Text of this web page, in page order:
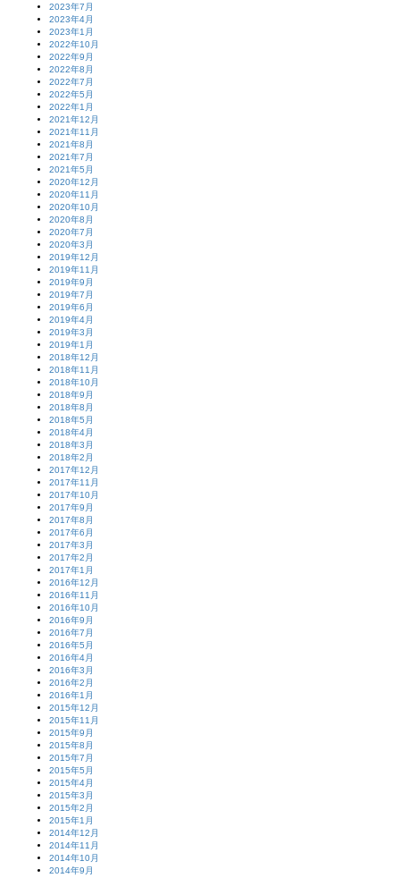
2023年7月
2023年4月
2023年1月
2022年10月
2022年9月
2022年8月
2022年7月
2022年5月
2022年1月
2021年12月
2021年11月
2021年8月
2021年7月
2021年5月
2020年12月
2020年11月
2020年10月
2020年8月
2020年7月
2020年3月
2019年12月
2019年11月
2019年9月
2019年7月
2019年6月
2019年4月
2019年3月
2019年1月
2018年12月
2018年11月
2018年10月
2018年9月
2018年8月
2018年5月
2018年4月
2018年3月
2018年2月
2017年12月
2017年11月
2017年10月
2017年9月
2017年8月
2017年6月
2017年3月
2017年2月
2017年1月
2016年12月
2016年11月
2016年10月
2016年9月
2016年7月
2016年5月
2016年4月
2016年3月
2016年2月
2016年1月
2015年12月
2015年11月
2015年9月
2015年8月
2015年7月
2015年5月
2015年4月
2015年3月
2015年2月
2015年1月
2014年12月
2014年11月
2014年10月
2014年9月